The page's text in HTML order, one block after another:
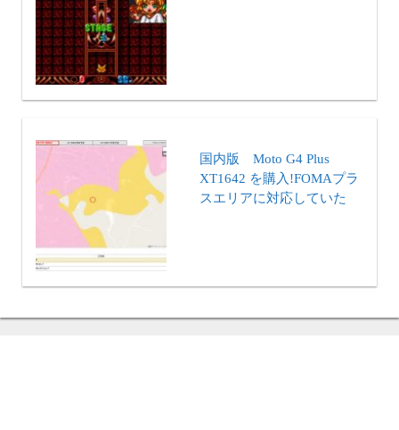
国内版 Moto G4 Plus
XT1642 を購入!FOMAプラ
スエリアに対応していた